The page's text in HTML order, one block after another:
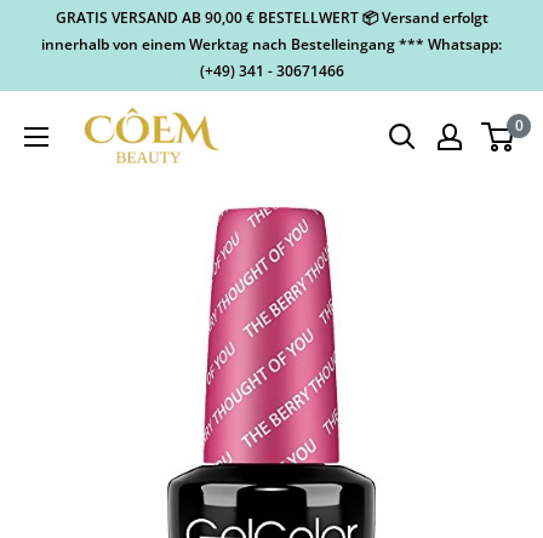
GRATIS VERSAND AB 90,00 € BESTELLWERT 📦 Versand erfolgt
innerhalb von einem Werktag nach Bestelleingang *** Whatsapp:
(+49) 341 - 30671466
0